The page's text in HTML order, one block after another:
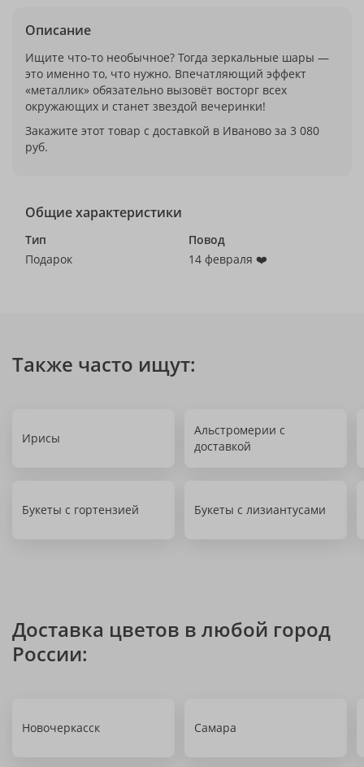
Описание
Ищите что-то необычное? Тогда зеркальные шары —
это именно то, что нужно. Впечатляющий эффект
«металлик» обязательно вызовёт восторг всех
окружающих и станет звездой вечеринки!
Закажите этот товар с доставкой в Иваново за 3 080
руб.
Общие характеристики
Тип
Подарок
Повод
14 февраля ❤️
Также часто ищут:
Ирисы
Альстромерии с
доставкой
Букеты с гортензией Букеты с лизиантусами
Доставка цветов в любой город
России:
Новочеркасск Самара